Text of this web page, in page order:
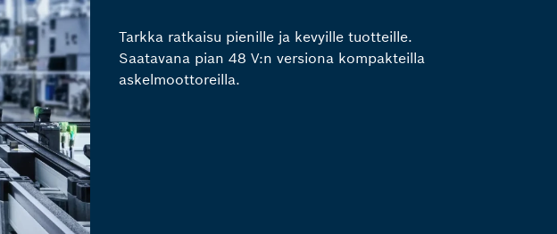
Tarkka ratkaisu pienille ja kevyille tuotteille.
Saatavana pian 48 V:n versiona kompakteilla
askelmoottoreilla.